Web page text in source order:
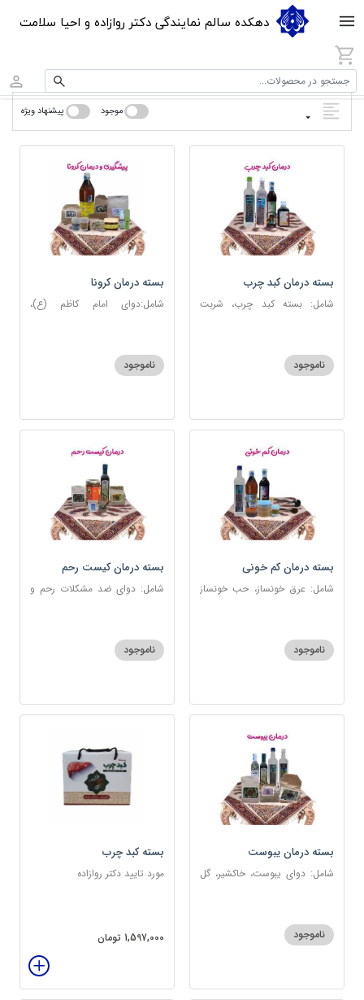
دهکده سالم نمایندگی دکتر روازاده و احیا سلامت
جستجو در محصولات...
موجود پیشنهاد ویژه
بسته درمان کبد چرب
شامل: بسته کبد چرب، شربت
ناموجود
بسته درمان کرونا
شامل:دوای امام کاظم (ع)،
شربت حیات، کندر
ناموجود
بسته درمان کم خونی
شامل: عرق خونساز، حب خونساز
ناموجود
بسته درمان کیست رحم
شامل: دوای ضد مشکلات رحم و
زیتون
ناموجود
بسته درمان یبوست
شامل: دوای یبوست، خاکشیر، گل
ناموجود
بسته کبد چرب
مورد تایید دکتر روازاده
1,597,000 تومان